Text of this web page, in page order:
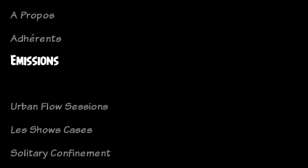
A Propos
Adhérents
Emissions
Urban Flow Sessions
Les Shows Cases
Solitary Confinement